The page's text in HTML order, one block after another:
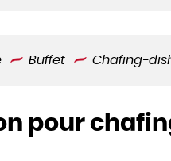
Buffet Chafing-
pour